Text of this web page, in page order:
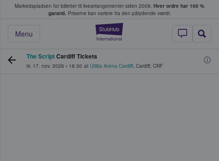
Markedspladsen for billetter til livearrangementer siden 2009. Hver ordre har 100 %
garanti. Priserne kan variere fra den pålydende værdi.
StubHub - Hvor
Menu
køber og sælger billetter
The ScriptCardiff Tickets
tir. 17. nov. 2026 • 18.30 at Utilita Arena Cardiff, Cardiff, CRF